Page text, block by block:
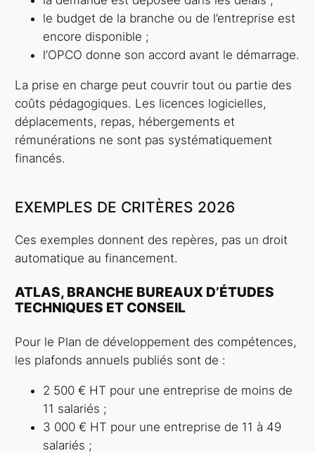
le budget de la branche ou de l’entreprise est
encore disponible ;
l’OPCO donne son accord avant le démarrage.
La prise en charge peut couvrir tout ou partie des
coûts pédagogiques. Les licences logicielles,
déplacements, repas, hébergements et
rémunérations ne sont pas systématiquement
financés.
EXEMPLES DE CRITÈRES 2026
Ces exemples donnent des repères, pas un droit
automatique au financement.
ATLAS, BRANCHE BUREAUX D’ÉTUDES
TECHNIQUES ET CONSEIL
Pour le Plan de développement des compétences,
les plafonds annuels publiés sont de :
2 500 € HT pour une entreprise de moins de
11 salariés ;
3 000 € HT pour une entreprise de 11 à 49
salariés ;